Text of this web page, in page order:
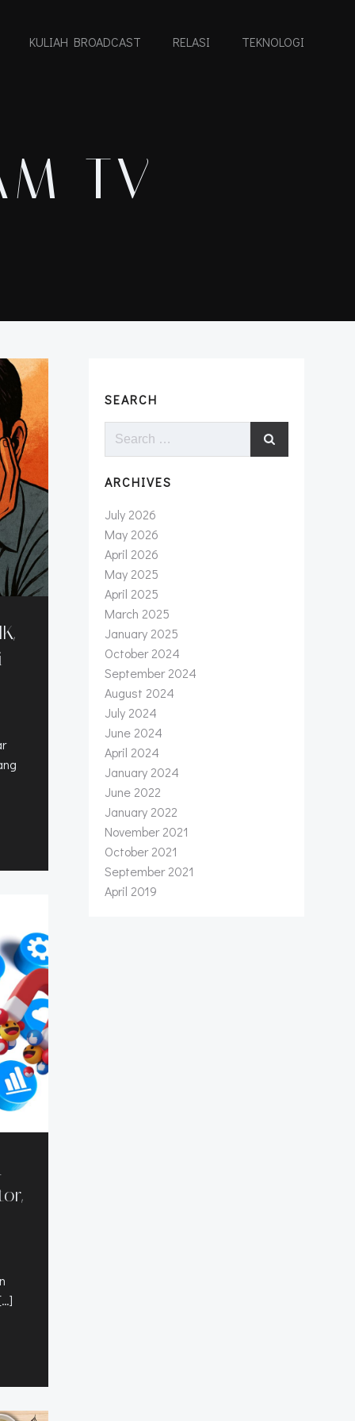
KULIAH BROADCAST RELASI TEKNOLOGI
TV
SEARCH
Search
ARCHIVES
July 2026
May 2026
April 2026
May 2025
April 2025
March 2025
January 2025
October 2024
September 2024
August 2024
July 2024
June 2024
April 2024
January 2024
June 2022
January 2022
November 2021
October 2021
September 2021
April 2019